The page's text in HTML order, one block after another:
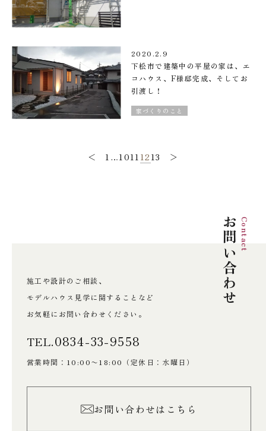
2020.2.9
下松市で建築中の平屋の家は、エ
コハウス、F様邸完成、そしてお
引渡し！
家づくりのこと
＜ 1 …1011 12 13 ＞
お問い合わせContact
施工や設計のご相談、
モデルハウス見学に関することなど
お気軽にお問い合わせください。
TEL.0834-33-9558
営業時間：10:00〜18:00 （定休日：水曜日）
お問い合わせはこちら